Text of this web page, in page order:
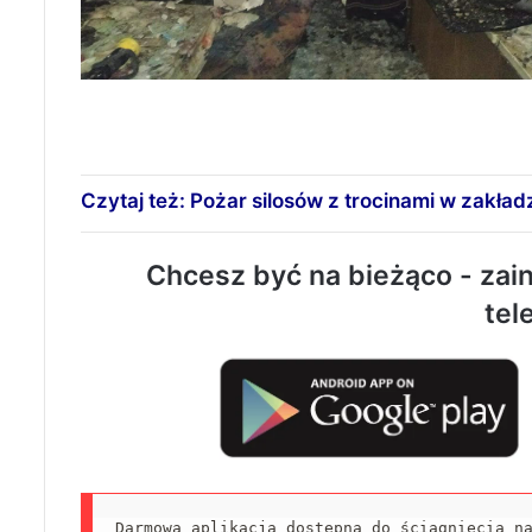
Czytaj też: Pożar silosów z trocinami w
Chcesz być na bieżąco -
Darmowa aplikacja dostępna do ściągnięcia